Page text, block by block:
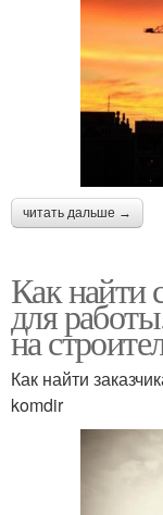
читать дальше →
Как найти
для
на
Как найти
komdir